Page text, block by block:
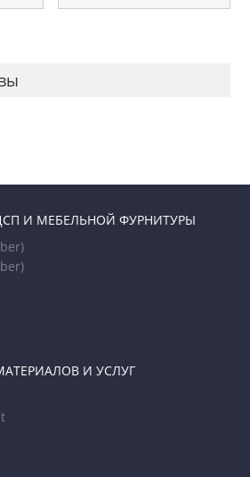
И МЕБЕЛЬНОЙ ФУРНИТУРЫ
И УСЛУГ